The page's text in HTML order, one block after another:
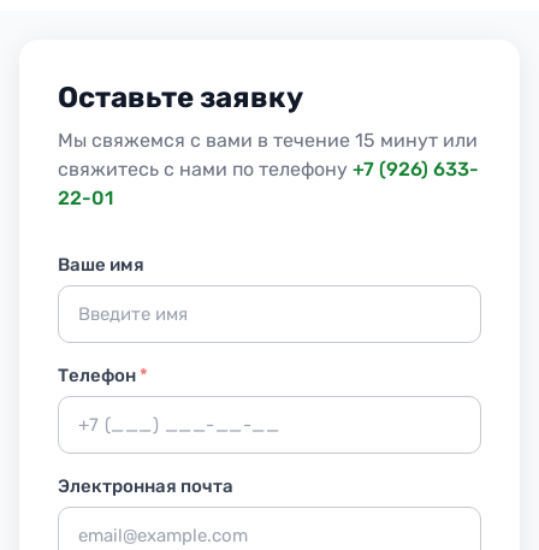
Оставьте заявку
Мы свяжемся с вами в течение 15 минут или
свяжитесь с нами по телефону +7 (926) 633-
22-01
Ваше имя
Телефон*
Электронная почта